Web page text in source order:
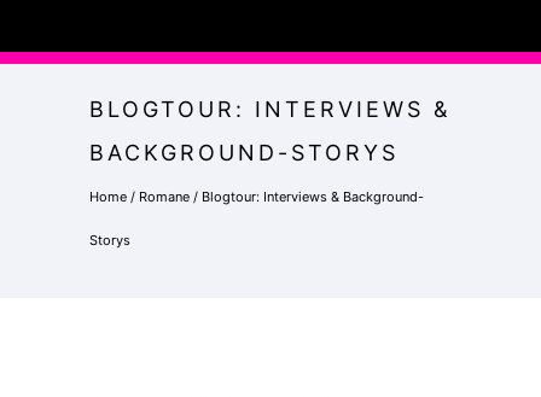
BLOGTOUR: INTERVIEWS &
BACKGROUND-STORYS
Home / Romane / Blogtour: Interviews & Background-
Storys